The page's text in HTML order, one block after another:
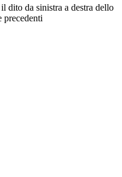
dito da sinistra a destra dello
precedenti